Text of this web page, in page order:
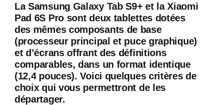
La Samsung Galaxy Tab S9+ et la Xiaomi
Pad 6S Pro sont deux tablettes dotées
des mêmes composants de base
(processeur principal et puce graphique)
et d’écrans offrant des définitions
comparables, dans un format identique
(12,4 pouces). Voici quelques critères de
choix qui vous permettront de les
départager.